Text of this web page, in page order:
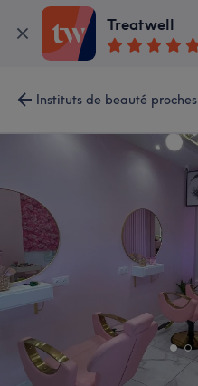
Treatwell
Instituts de beauté proches